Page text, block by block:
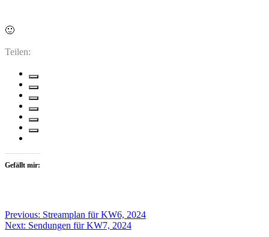
🙂
Teilen:
Gefällt mir:
Beitragsnavigation
Previous: Streamplan für KW6, 2024
Next: Sendungen für KW7, 2024